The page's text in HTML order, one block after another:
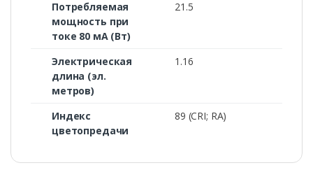
Потребляемая
мощность при
токе 80 мА (Вт)
21.5
Электрическая
длина (эл.
метров)
1.16
Индекс
цветопредачи
89 (CRI; RA)